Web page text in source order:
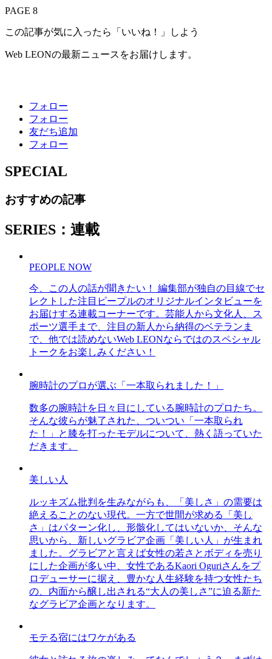
PAGE 8
この記事が気に入ったら「いいね！」しよう
Web LEONの最新ニュースをお届けします。
フォロー
フォロー
友だち追加
フォロー
SPECIAL
おすすめの記事
SERIES：連載
PEOPLE NOW
今、この人の話が聞きたい！ 編集部が独自の目線でセ
レクトした注目ピープルのオリジナルインタビューを
お届けする連載コーナーです。芸能人から文化人、ス
ポーツ選手まで、注目の新人から納得のベテランま
で、他では読めないWeb LEONならではのスペシャル
トークをお楽しみください！
腕時計のプロが選ぶ「一本取られました！」
数多の腕時計を日々目にしている腕時計のプロたち。
そんな彼らが魅了された、ついつい「一本取られ
た！」と膝を打ったモデルについて、熱く語っていた
だきます。
美しい人
ルッキズム批判を生みながらも、「美しさ」の需要は
絶えることのない現代。一方で世間が求める「美し
さ」はパターン化し、形骸化してはいないか、そんな
思いから、新しいグラビア企画「美しい人」が生まれ
ました。グラビアと言えば女性の若さとボディを売り
にした企画が多い中、女性であるKaori Oguriさんをプ
ロデューサーに据え、豊かな人生経験を持つ女性たち
の、内面から醸し出される“大人の美しさ”に迫る新た
なグラビア企画となります。
モテる宿にはワケがある